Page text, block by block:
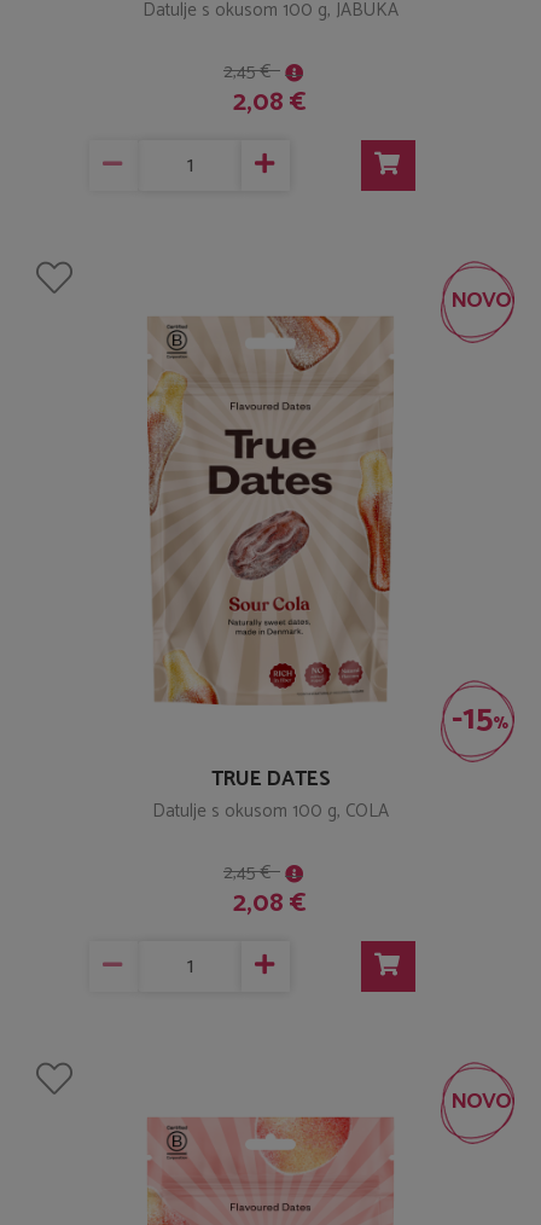
Datulje s okusom 100 g, JABUKA
2,45 €
2,08 €
NOVO
-15%
TRUE DATES
Datulje s okusom 100 g, COLA
2,45 €
2,08 €
NOVO